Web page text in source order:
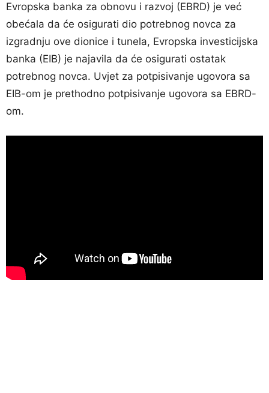
Evropska banka za obnovu i razvoj (EBRD) je već
obećala da će osigurati dio potrebnog novca za
izgradnju ove dionice i tunela, Evropska investicijska
banka (EIB) je najavila da će osigurati ostatak
potrebnog novca. Uvjet za potpisivanje ugovora sa
EIB-om je prethodno potpisivanje ugovora sa EBRD-
om.